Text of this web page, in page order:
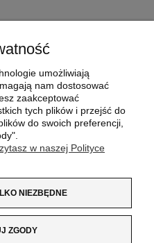
umożliwiają
nam dostosować
zaakceptować
tych plików i przejść do
do swoich preferencji,
w naszej Polityce
NIEZBĘDNE
ZGODY